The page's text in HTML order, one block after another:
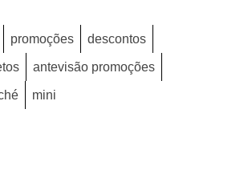
promoções
descontos
antevisão promoções
mini